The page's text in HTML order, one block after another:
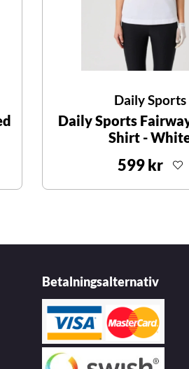
Daily Sports
Daily Sports
Shirt -
599 kr
Betalningsalternativ